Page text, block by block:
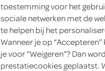
toestemming voor het
sociale netwerken met de
te helpen bij het
Wanneer je op
je voor “Weigeren”? Dan
prestatiecookies geplaatst.